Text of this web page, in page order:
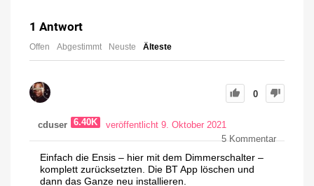
1 Antwort
Offen Abgestimmt Neuste Älteste
0
cduser 6.40K
veröffentlicht 9. Oktober 2021
5Kommentar
Einfach die Ensis – hier mit dem Dimmerschalter –
komplett zurücksetzten. Die BT App löschen und
dann das Ganze neu installieren.